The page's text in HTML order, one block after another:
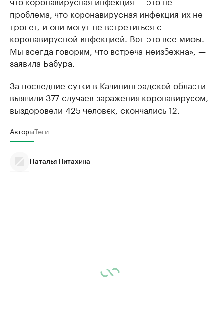
проблема, что коронавирусная инфекция их не
тронет, и они могут не встретиться с
коронавирусной инфекцией. Вот это все мифы.
Мы всегда говорим, что встреча неизбежна», —
заявила Бабура.
За последние сутки в Калининградской области
выявили 377 случаев заражения коронавирусом,
выздоровели 425 человек, скончались 12.
АвторыТеги
Наталья Питахина